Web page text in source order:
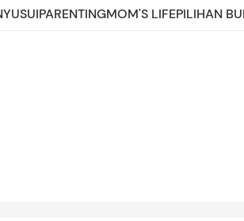
PARENTINGMOM'S LIFEPILIHAN